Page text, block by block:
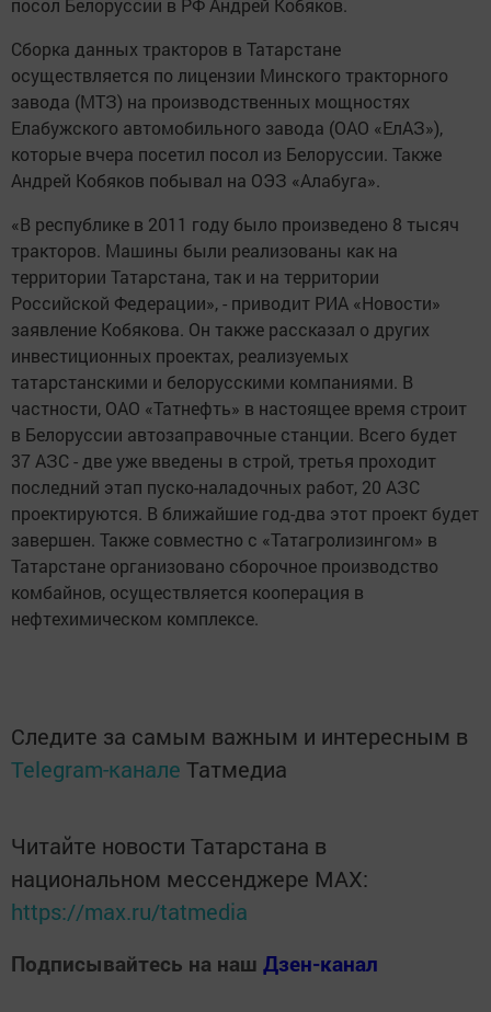
посол Белоруссии в РФ Андрей Кобяков.
Сборка данных тракторов в Татарстане
осуществляется по лицензии Минского тракторного
завода (МТЗ) на производственных мощностях
Елабужского автомобильного завода (ОАО «ЕлАЗ»),
которые вчера посетил посол из Белоруссии. Также
Андрей Кобяков побывал на ОЭЗ «Алабуга».
«В республике в 2011 году было произведено 8 тысяч
тракторов. Машины были реализованы как на
территории Татарстана, так и на территории
Российской Федерации», - приводит РИА «Новости»
заявление Кобякова. Он также рассказал о других
инвестиционных проектах, реализуемых
татарстанскими и белорусскими компаниями. В
частности, ОАО «Татнефть» в настоящее время строит
в Белоруссии автозаправочные станции. Всего будет
37 АЗС - две уже введены в строй, третья проходит
последний этап пуско-наладочных работ, 20 АЗС
проектируются. В ближайшие год-два этот проект будет
завершен. Также совместно с «Татагролизингом» в
Татарстане организовано сборочное производство
комбайнов, осуществляется кооперация в
нефтехимическом комплексе.
Следите за самым важным и интересным в
Telegram-канале Татмедиа
Читайте новости Татарстана в
национальном мессенджере MАХ:
https://max.ru/tatmedia
Подписывайтесь на наш Дзен-канал